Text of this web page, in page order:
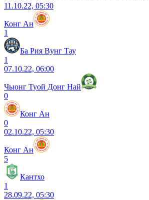
11.10.22, 05:30
Конг Ан
1
Ба Рия Вунг Тау
1
07.10.22, 06:00
Чыонг Туой Донг Най
0
Конг Ан
0
02.10.22, 05:30
Конг Ан
5
Кантхо
1
28.09.22, 05:30